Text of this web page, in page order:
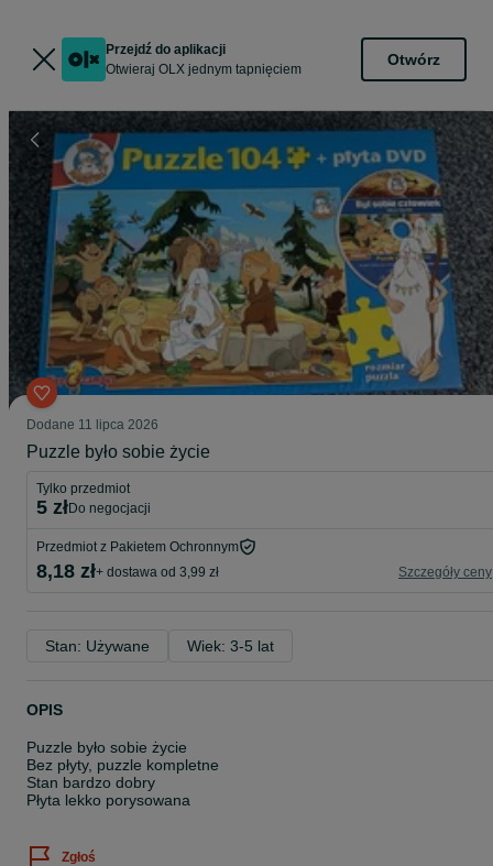
Przejdź do aplikacji
Otwieraj OLX jednym tapnięciem
Otwórz
Dodane 11 lipca 2026
Puzzle było sobie życie
Tylko przedmiot
5 zł do negocjacji
Przedmiot z Pakietem Ochronnym
8,18 zł+ dostawa od 3,99 zł Szczegóły ceny
Stan: Używane Wiek: 3-5 lat
OPIS
Puzzle było sobie życie
Bez płyty, puzzle kompletne
Stan bardzo dobry
Płyta lekko porysowana
Zgłoś